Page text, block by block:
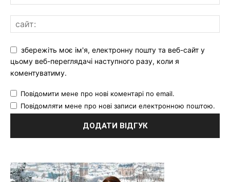
збережіть моє ім'я, електронну пошту та веб-сайт у
цьому веб-переглядачі наступного разу, коли я
коментуватиму.
Повідомити мене про нові коментарі по email.
Повідомляти мене про нові записи електронною поштою.